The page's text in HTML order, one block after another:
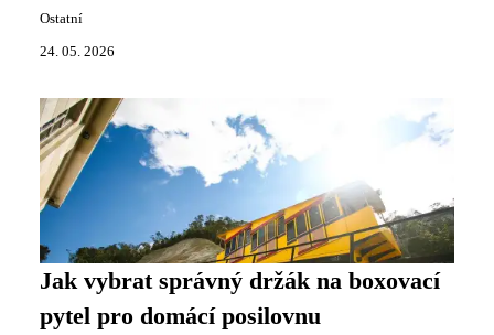
Ostatní
24. 05. 2026
Jak vybrat správný držák na boxovací
pytel pro domácí posilovnu